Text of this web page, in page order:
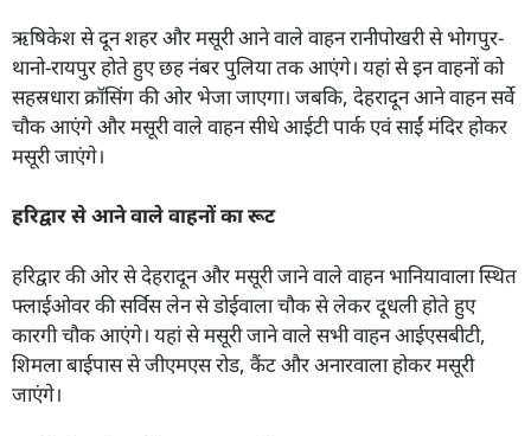
ऋषिकेश से दून शहर और मसूरी आने वाले वाहन रानीपोखरी से भोगपुर-
थानो-रायपुर होते हुए छह नंबर पुलिया तक आएंगे। यहां से इन वाहनों को
सहस्रधारा क्रॉसिंग की ओर भेजा जाएगा। जबकि, देहरादून आने वाहन सर्वे
चौक आएंगे और मसूरी वाले वाहन सीधे आईटी पार्क एवं साईं मंदिर होकर
मसूरी जाएंगे।
हरिद्वार से आने वाले वाहनों का रूट
हरिद्वार की ओर से देहरादून और मसूरी जाने वाले वाहन भानियावाला स्थित
फ्लाईओवर की सर्विस लेन से डोईवाला चौक से लेकर दूधली होते हुए
कारगी चौक आएंगे। यहां से मसूरी जाने वाले सभी वाहन आईएसबीटी,
शिमला बाईपास से जीएमएस रोड, कैंट और अनारवाला होकर मसूरी
जाएंगे।